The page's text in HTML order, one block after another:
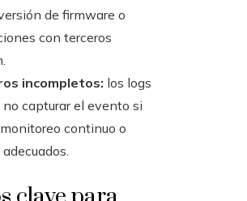
de firmware o
con terceros
incompletos: los logs
no capturar el evento si
continuo o